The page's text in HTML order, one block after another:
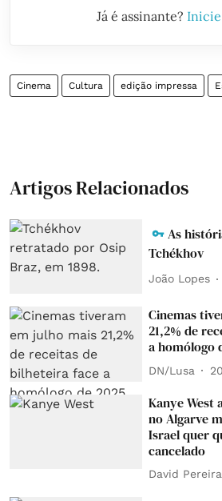
Já é assinante? Inicie
Cinema Cultura edição impressa
Artigos Relacionados
As
Tchékhov
João Lopes
Cinemas
21,2% de
a homólogo
DN/Lusa
Kanye West
no Algarve
Israel quer
cancelado
David Pereira